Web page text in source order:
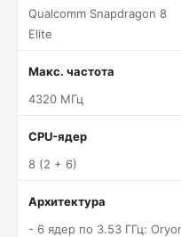
Qualcomm Snapdragon 8
Elite
Макс. частота
4320 МГц
CPU-ядер
8 (2 + 6)
Архитектура
- 6 ядер по 3.53 ГГц: